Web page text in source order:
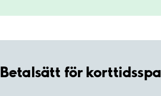
Betalsätt för